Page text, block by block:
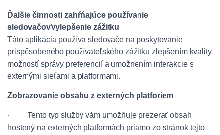
Ďalšie činnosti zahŕňajúce používanie
sledovačovVylepšenie zážitku
Táto aplikácia používa sledovače na poskytovanie
prispôsobeného používateľského zážitku zlepšením kvality
možností správy preferencií a umožnením interakcie s
externými sieťami a platformami.
Zobrazovanie obsahu z externých platforiem
· Tento typ služby vám umožňuje prezerať obsah
hostený na externých platformách priamo zo stránok tejto